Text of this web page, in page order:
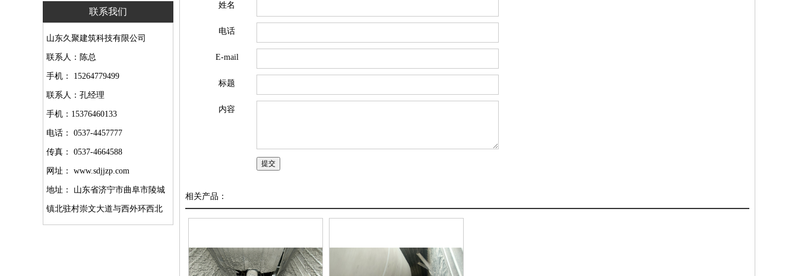
联系我们
山东久聚建筑科技有限公司
联系人：陈总
手机： 15264779499
联系人：孔经理
手机：15376460133
电话： 0537-4457777
传真： 0537-4664588
网址： www.sdjjzp.com
地址： 山东省济宁市曲阜市陵城
镇北驻村崇文大道与西外环西北
姓名
电话
E-mail
标题
内容
相关产品：